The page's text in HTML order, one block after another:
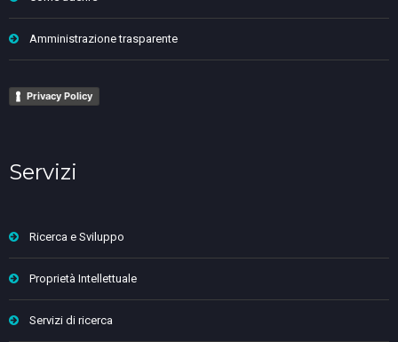
Amministrazione trasparente
Privacy Policy
Servizi
Ricerca e Sviluppo
Proprietà Intellettuale
Servizi di ricerca